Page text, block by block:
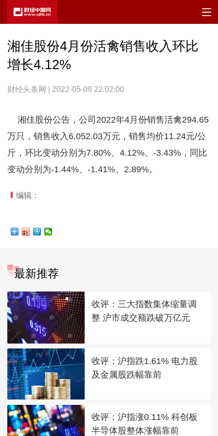
湘佳股份4月份活禽销售收入环比
增长4.12%
财经头条网 | 2022-05-09 22:02:00
湘佳股份公告，公司2022年4月份销售活禽294.65
万只，销售收入6,052.03万元，销售均价11.24元/公
斤，环比变动分别为7.80%、4.12%、-3.43%，同比
变动分别为-1.44%、-1.41%、2.89%。
编辑：
最新推荐
收评：三大指数集体缩量调
整 沪市成交额跌破万亿元
收评：沪指跌1.61% 电力股
及金属股跌幅靠前
收评：沪指涨0.11% 科创板
半导体股整体涨幅靠前